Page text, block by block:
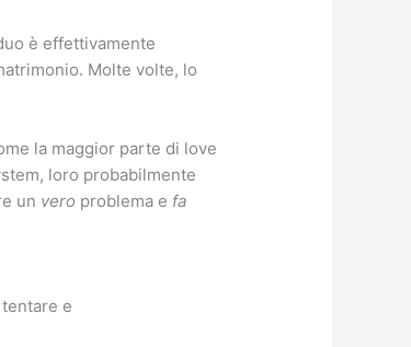
è effettivamente
Molte volte, lo
la maggior parte di love
loro probabilmente
un vero problema e fa
e